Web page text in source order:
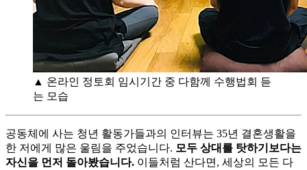
▲ 온라인 정토회 임시기간 중 다함께 수행법회 듣
는 모습
공동체에 사는 청년 활동가들과의 인터뷰는 35년 결혼생활을
한 저에게 많은 울림을 주었습니다. 모두 상대를 탓하기보다는
자신을 먼저 돌아봤습니다. 이들처럼 산다면, 세상의 모든 다